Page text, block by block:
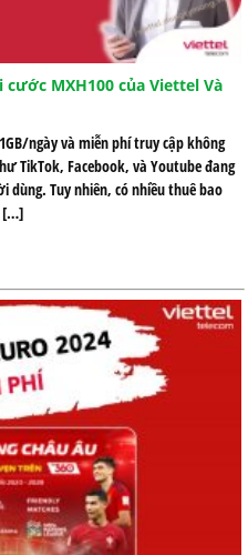
MXH100 của Viettel Và
ngày và miễn phí truy cập không
TikTok, Facebook, và Youtube đang
Tuy nhiên, có nhiều thuê bao
[…]